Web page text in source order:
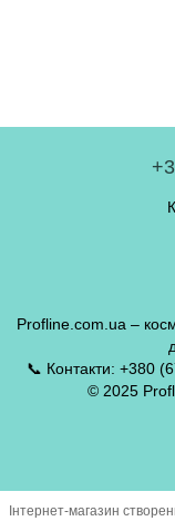
Profline.com.ua –
📞 Контакти: +380
© 2025
Інтернет-магазин